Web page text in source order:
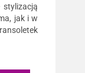
stylizacją
jak i w